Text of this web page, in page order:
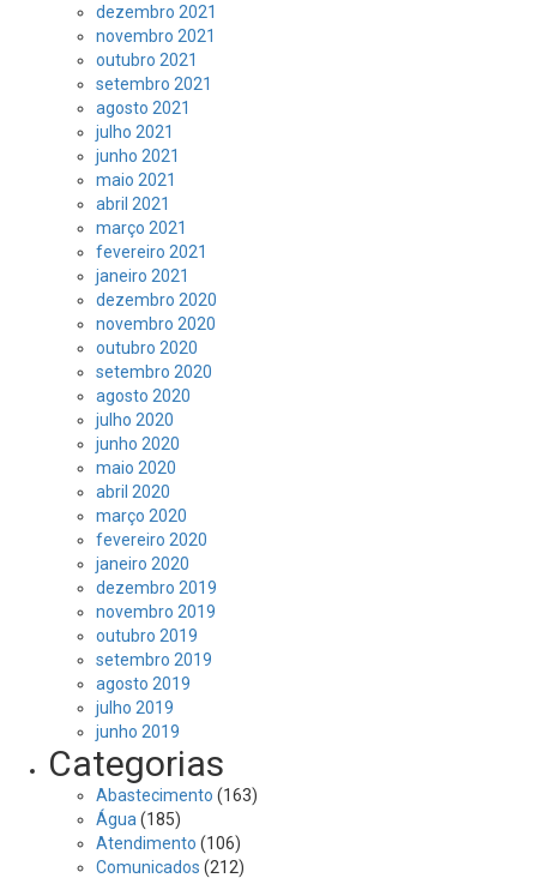
dezembro 2021
novembro 2021
outubro 2021
setembro 2021
agosto 2021
julho 2021
junho 2021
maio 2021
abril 2021
março 2021
fevereiro 2021
janeiro 2021
dezembro 2020
novembro 2020
outubro 2020
setembro 2020
agosto 2020
julho 2020
junho 2020
maio 2020
abril 2020
março 2020
fevereiro 2020
janeiro 2020
dezembro 2019
novembro 2019
outubro 2019
setembro 2019
agosto 2019
julho 2019
junho 2019
Categorias
Abastecimento (163)
Água (185)
Atendimento (106)
Comunicados (212)